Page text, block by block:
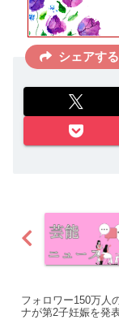
シェアする
フォロワー150万人
ナが第2子妊娠を発